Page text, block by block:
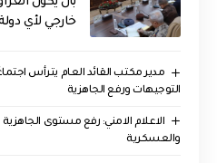
خارجي لأي
مدير مكتب القائد العام يترأس
التوجيهات ورفع الجاهزية
الاعلام الامني: رفع مستوى الجاهزية
والعسكرية